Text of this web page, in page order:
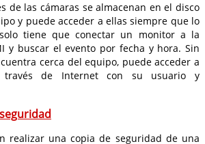
de las cámaras se almacenan en el disco
y puede acceder a ellas siempre que lo
tiene que conectar un monitor a la
y buscar el evento por fecha y hora. Sin
cerca del equipo, puede acceder a
través de Internet con su usuario y
realizar una copia de seguridad de una